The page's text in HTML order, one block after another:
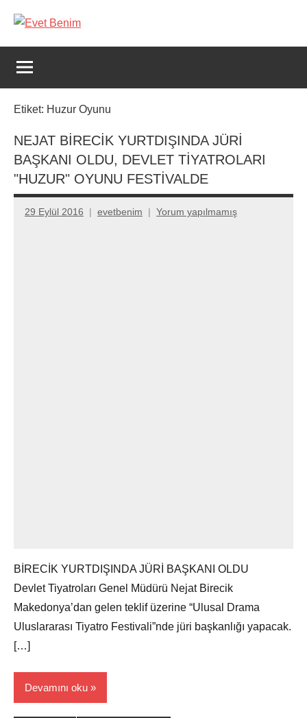
geç
Evet
Benim
Etiket: Huzur Oyunu
NEJAT BİRECİK YURTDIŞINDA JÜRİ
BAŞKANI OLDU, DEVLET TİYATROLARI
"HUZUR" OYUNU FESTİVALDE
29 Eylül 2016 evetbenim Yorum yapılmamış
BİRECİK YURTDIŞINDA JÜRİ BAŞKANI OLDU
Devlet Tiyatroları Genel Müdürü Nejat Birecik
Makedonya’dan gelen teklif üzerine “Ulusal Drama
Uluslararası Tiyatro Festivali”nde jüri başkanlığı yapacak.
[…]
Devamını oku